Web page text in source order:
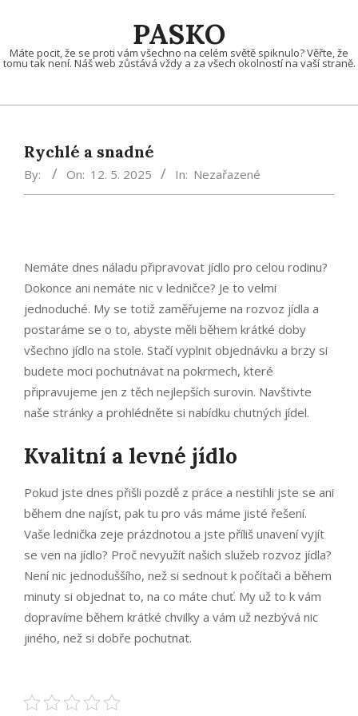
content
PASKO
Máte pocit, že se proti vám všechno na celém světě spiknulo? Věřte, že
tomu tak není. Náš web zůstává vždy a za všech okolností na vaší straně.
Rychlé a snadné
By: On: 12. 5. 2025 In: Nezařazené
Nemáte dnes náladu připravovat jídlo pro celou rodinu?
Dokonce ani nemáte nic v ledničce? Je to velmi
jednoduché. My se totiž zaměřujeme na rozvoz jídla a
postaráme se o to, abyste měli během krátké doby
všechno jídlo na stole. Stačí vyplnit objednávku a brzy si
budete moci pochutnávat na pokrmech, které
připravujeme jen z těch nejlepších surovin. Navštivte
naše stránky a prohlédněte si nabídku chutných jídel.
Kvalitní a levné jídlo
Pokud jste dnes přišli pozdě z práce a nestihli jste se ani
během dne najíst, pak tu pro vás máme jisté řešení.
Vaše lednička zeje prázdnotou a jste příliš unavení vyjít
se ven na jídlo? Proč nevyužít našich služeb rozvoz jídla?
Není nic jednoduššího, než si sednout k počítači a během
minuty si objednat to, na co máte chuť. My už to k vám
dopravíme během krátké chvilky a vám už nezbývá nic
jiného, než si dobře pochutnat.